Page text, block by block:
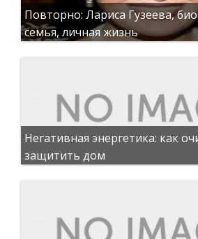
Повторно: Лариса Гузеева,
семья, личная жизнь
Негативная энергетика: как
защитить дом